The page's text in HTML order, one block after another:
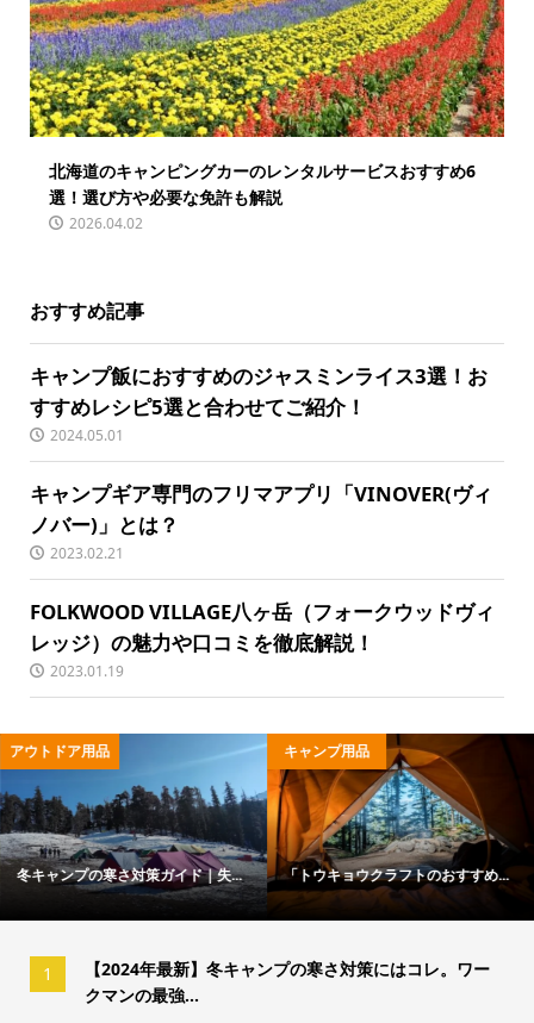
北海道のキャンピングカーのレンタルサービスおすすめ6
選！選び方や必要な免許も解説
2026.04.02
おすすめ記事
キャンプ飯におすすめのジャスミンライス3選！お
すすめレシピ5選と合わせてご紹介！
2024.05.01
キャンプギア専門のフリマアプリ「VINOVER(ヴィ
ノバー)」とは？
2023.02.21
FOLKWOOD VILLAGE八ヶ岳（フォークウッドヴィ
レッジ）の魅力や口コミを徹底解説！
2023.01.19
アウトドア用品
冬キャンプの寒さ対策ガイド｜失...
キャンプ用品
「トウキョウクラフトのおすすめ...
1
【2024年最新】冬キャンプの寒さ対策にはコレ。ワー
クマンの最強...